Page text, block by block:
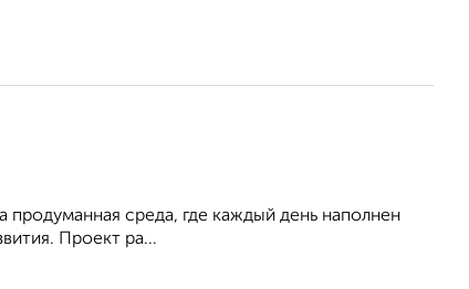
продуманная среда, где каждый день наполнен
Проект ра...